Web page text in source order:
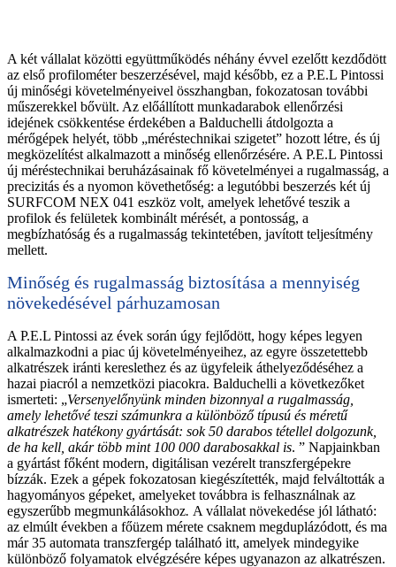
A két vállalat közötti együttműködés néhány évvel ezelőtt kezdődött
az első profilométer beszerzésével, majd később, ez a P.E.L Pintossi
új minőségi követelményeivel összhangban, fokozatosan további
műszerekkel bővült. Az előállított munkadarabok ellenőrzési
idejének csökkentése érdekében a Balduchelli átdolgozta a
mérőgépek helyét, több „méréstechnikai szigetet” hozott létre, és új
megközelítést alkalmazott a minőség ellenőrzésére. A P.E.L Pintossi
új méréstechnikai beruházásainak fő követelményei a rugalmasság, a
precizitás és a nyomon követhetőség: a legutóbbi beszerzés két új
SURFCOM NEX 041 eszköz volt, amelyek lehetővé teszik a
profilok és felületek kombinált mérését, a pontosság, a
megbízhatóság és a rugalmasság tekintetében, javított teljesítmény
mellett.
Minőség és rugalmasság biztosítása a mennyiség
növekedésével párhuzamosan
A P.E.L Pintossi az évek során úgy fejlődött, hogy képes legyen
alkalmazkodni a piac új követelményeihez, az egyre összetettebb
alkatrészek iránti kereslethez és az ügyfeleik áthelyeződéséhez a
hazai piacról a nemzetközi piacokra. Balduchelli a következőket
ismerteti: „Versenyelőnyünk minden bizonnyal a rugalmasság,
amely lehetővé teszi számunkra a különböző típusú és méretű
alkatrészek hatékony gyártását: sok 50 darabos tétellel dolgozunk,
de ha kell, akár több mint 100 000 darabosakkal is. ” Napjainkban
a gyártást főként modern, digitálisan vezérelt transzfergépekre
bízzák. Ezek a gépek fokozatosan kiegészítették, majd felváltották a
hagyományos gépeket, amelyeket továbbra is felhasználnak az
egyszerűbb megmunkálásokhoz. A vállalat növekedése jól látható:
az elmúlt években a főüzem mérete csaknem megduplázódott, és ma
már 35 automata transzfergép található itt, amelyek mindegyike
különböző folyamatok elvégzésére képes ugyanazon az alkatrészen.